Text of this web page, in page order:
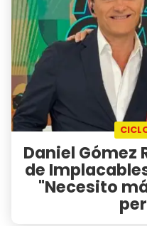
Daniel Gómez
de
"Necesito